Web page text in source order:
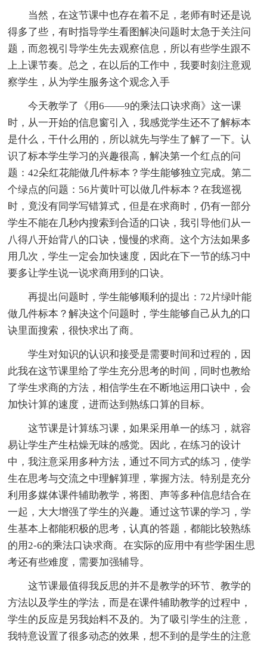
当然，在这节课中也存在着不足，老师有时还是说
得多了些，有时指导学生看图解决问题时太急于关注问
题，而忽视引导学生先去观察信息，所以有些学生跟不
上上课节奏。总之，在以后的工作中，我要时刻注意观
察学生，从为学生服务这个观念入手
今天教学了《用6——9的乘法口诀求商》这一课
时，从一开始的信息窗引入，我感觉学生还不了解标本
是什么，干什么用的，所以就先与学生了解了一下。认
识了标本学生学习的兴趣很高，解决第一个红点的问
题：42朵红花能做几件标本？学生能够独立完成。第二
个绿点的问题：56片黄叶可以做几件标本？在我巡视
时，竟没有同学写错算式，但是在求商时，仍有一部分
学生不能在几秒内搜索到合适的口诀，我引导他们从一
八得八开始背八的口诀，慢慢的求商。这个方法如果多
用几次，学生一定会加快速度，因此在下一节的练习中
要多让学生说一说求商用到的口诀。
再提出问题时，学生能够顺利的提出：72片绿叶能
做几件标本？解决这个问题时，学生能够自己从九的口
诀里面搜索，很快求出了商。
学生对知识的认识和接受是需要时间和过程的，因
此我在这节课里给了学生充分思考的时间，同时也教给
了学生求商的方法，相信学生在不断地运用口诀中，会
加快计算的速度，进而达到熟练口算的目标。
这节课是计算练习课，如果采用单一的练习，就容
易让学生产生枯燥无味的感觉。因此，在练习的设计
中，我注意采用多种方法，通过不同方式的练习，使学
生在思考与交流之中理解算理，掌握方法。特别是充分
利用多媒体课件辅助教学，将图、声等多种信息结合在
一起，大大增强了学生的兴趣。通过这节课的学习，学
生基本上都能积极的思考，认真的答题，都能比较熟练
的用2-6的乘法口诀求商。在实际的应用中有些学困生思
考还有些难度，需要加强辅导。
这节课最值得我反思的并不是教学的环节、教学的
方法以及学生的学法，而是在课件辅助教学的过程中，
学生的反应是另我始料不及的。为了吸引学生的注意，
我特意设置了很多动态的效果，想不到的是学生的注意